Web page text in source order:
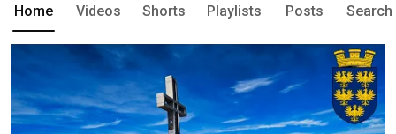
Home Videos Shorts Playlists Posts Search